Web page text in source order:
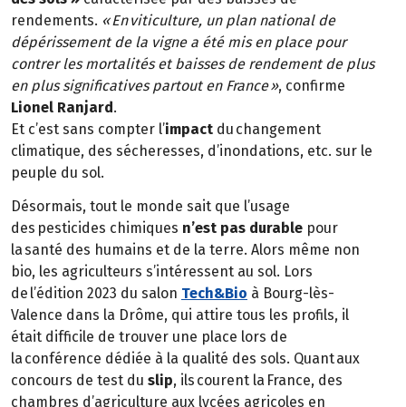
rendements. « En viticulture, un plan national de
dépérissement de la vigne a été mis en place pour
contrer les mortalités et baisses de rendement de plus
en plus significatives partout en France », confirme
Lionel Ranjard.
Et c’est sans compter l’impact du changement
climatique, des sécheresses, d’inondations, etc. sur le
peuple du sol.
Désormais, tout le monde sait que l’usage
des pesticides chimiques n’est pas durable pour
la santé des humains et de la terre. Alors même non
bio, les agriculteurs s’intéressent au sol. Lors
de l’édition 2023 du salon Tech&Bio à Bourg-lès-
Valence dans la Drôme, qui attire tous les profils, il
était difficile de trouver une place lors de
la conférence dédiée à la qualité des sols. Quant aux
concours de test du slip, ils courent la France, des
chambres d’agriculture aux lycées agricoles en